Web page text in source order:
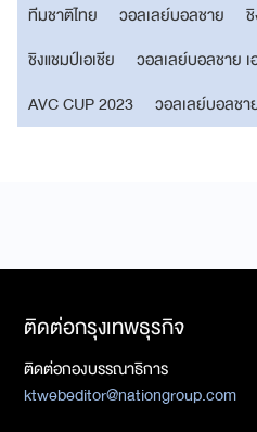
ทีมชาติไทย วอลเลย์บอลชาย
ชิงแชมป์เอเชีย
วอลเลย์บอลชาย
AVC CUP 2023
วอลเลย์บอลชา
ติดต่อกรุงเทพธุรกิจ
ติดต่อกองบรรณาธิการ
ktwebeditor@nationgroup.com